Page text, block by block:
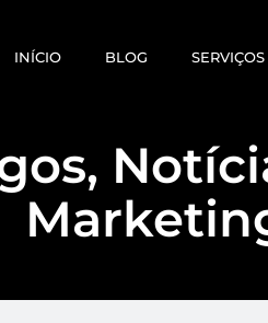
INÍCIO BLOG SERVIÇOS